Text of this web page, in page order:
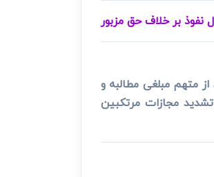
نفوذ بر خلاف حق مزبور
متهم مبلغی مطالبه و
مجازات اعمال نفوذ بر خلاف حق و مقررات قانونی مصوب 29 آذر 1315 و قانون تشدید مجازات مرتکبین